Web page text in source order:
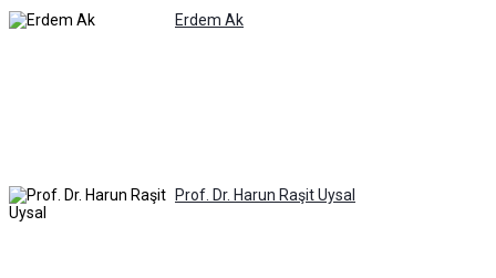
Erdem Ak
Prof. Dr. Harun Raşit Uysal